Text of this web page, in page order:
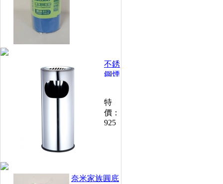
不銹
鋼煙
桶
特
價：
925
奈米家族圓底